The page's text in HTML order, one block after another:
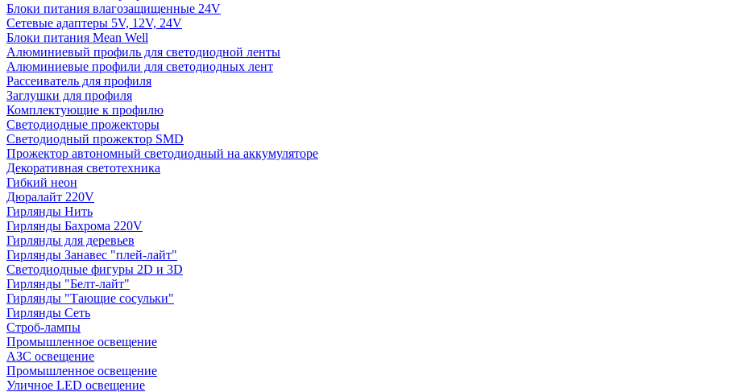
Блоки питания влагозащищенные 24V
Сетевые адаптеры 5V, 12V, 24V
Блоки питания Mean Well
Алюминиевый профиль для светодиодной ленты
Алюминиевые профили для светодиодных лент
Рассеиватель для профиля
Заглушки для профиля
Комплектующие к профилю
Светодиодные прожекторы
Светодиодный прожектор SMD
Прожектор автономный светодиодный на аккумуляторе
Декоративная светотехника
Гибкий неон
Дюралайт 220V
Гирлянды Нить
Гирлянды Бахрома 220V
Гирлянды для деревьев
Гирлянды Занавес "плей-лайт"
Светодиодные фигуры 2D и 3D
Гирлянды "Белт-лайт"
Гирлянды "Тающие сосульки"
Гирлянды Сеть
Строб-лампы
Промышленное освещение
АЗС освещение
Промышленное освещение
Уличное LED освещение